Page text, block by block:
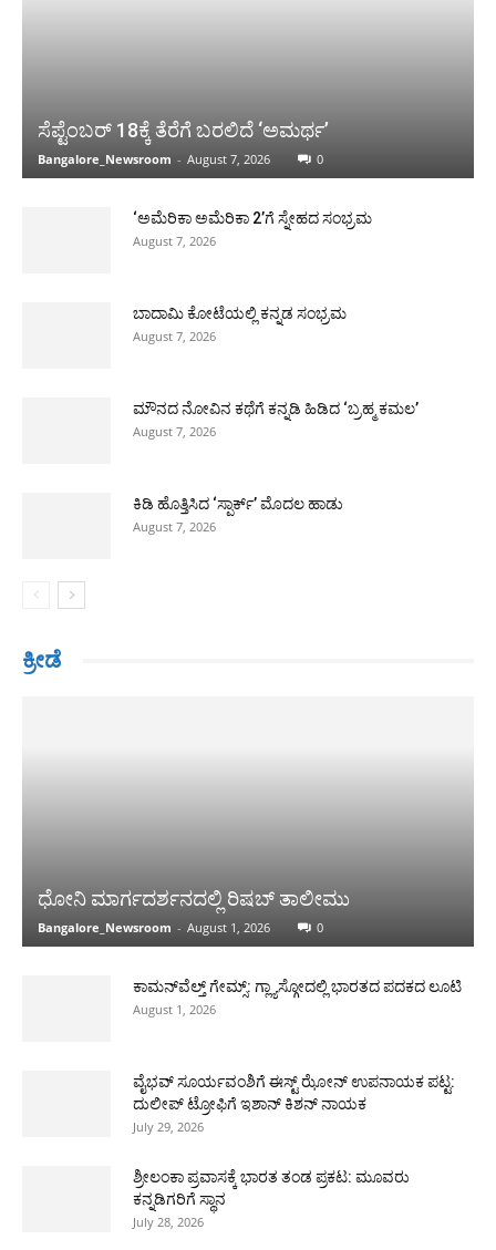
ಸೆಪ್ಟೆಂಬರ್ 18ಕ್ಕೆ ತೆರೆಗೆ ಬರಲಿದೆ ‘ಅಮರ್ಥ’
Bangalore_Newsroom - August 7, 2026 0
‘ಅಮೆರಿಕಾ ಅಮೆರಿಕಾ 2’ಗೆ ಸ್ನೇಹದ ಸಂಭ್ರಮ
August 7, 2026
ಬಾದಾಮಿ ಕೋಟೆಯಲ್ಲಿ ಕನ್ನಡ ಸಂಭ್ರಮ
August 7, 2026
ಮೌನದ ನೋವಿನ ಕಥೆಗೆ ಕನ್ನಡಿ ಹಿಡಿದ ‘ಬ್ರಹ್ಮ ಕಮಲ’
August 7, 2026
ಕಿಡಿ ಹೊತ್ತಿಸಿದ ‘ಸ್ಪಾರ್ಕ್’ ಮೊದಲ ಹಾಡು
August 7, 2026
ಕ್ರೀಡೆ
ಧೋನಿ ಮಾರ್ಗದರ್ಶನದಲ್ಲಿ ರಿಷಬ್ ತಾಲೀಮು
Bangalore_Newsroom - August 1, 2026 0
ಕಾಮನ್‌ವೆಲ್ತ್ ಗೇಮ್ಸ್: ಗ್ಲ್ಯಾಸ್ಗೋದಲ್ಲಿ ಭಾರತದ ಪದಕದ ಲೂಟಿ
August 1, 2026
ವೈಭವ್ ಸೂರ್ಯವಂಶಿಗೆ ಈಸ್ಟ್ ಝೋನ್ ಉಪನಾಯಕ ಪಟ್ಟ:
ದುಲೀಪ್ ಟ್ರೋಫಿಗೆ ಇಶಾನ್ ಕಿಶನ್ ನಾಯಕ
July 29, 2026
ಶ್ರೀಲಂಕಾ ಪ್ರವಾಸಕ್ಕೆ ಭಾರತ ತಂಡ ಪ್ರಕಟ: ಮೂವರು
ಕನ್ನಡಿಗರಿಗೆ ಸ್ಥಾನ
July 28, 2026